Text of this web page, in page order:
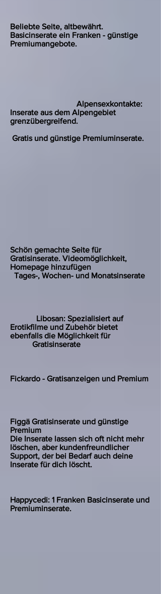
Beliebte Seite, altbewährt.
Basicinserate ein Franken - günstige
Premiumangebote.
Alpensexkontakte:
Inserate aus dem Alpengebiet
grenzübergreifend.
Gratis und günstige Premiuminserate.
Schön gemachte Seite für
Gratisinserate. Videomöglichkeit,
Homepage hinzufügen
Tages-, Wochen- und Monatsinserate
Libosan: Spezialisiert auf
Erotikfilme und Zubehör bietet
ebenfalls die Möglichkeit für
Gratisinserate
Fickardo - Gratisanzeigen und Premium
Figgä Gratisinserate und günstige
Premium
Die Inserate lassen sich oft nicht mehr
löschen, aber kundenfreundlicher
Support, der bei Bedarf auch deine
Inserate für dich löscht.
Happycedi: 1 Franken Basicinserate und
Premiuminserate.